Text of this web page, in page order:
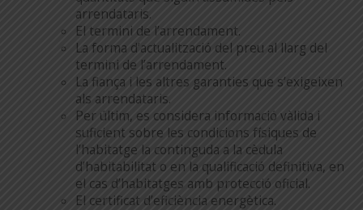
arrendataris.
El termini de l’arrendament.
La forma d’actualització del preu al llarg del
termini de l’arrendament.
La fiança i les altres garanties que s’exigeixen
als arrendataris.
Per últim, es considera informació vàlida i
suficient sobre les condicions físiques de
l’habitatge la continguda a la cèdula
d’habitabilitat o en la qualificació definitiva, en
el cas d’habitatges amb protecció oficial.
El certificat d’eficiència energètica.